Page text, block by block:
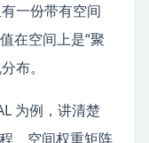
一份带有空间
在空间上是“聚
布。
为例，讲清楚
、空间权重矩阵